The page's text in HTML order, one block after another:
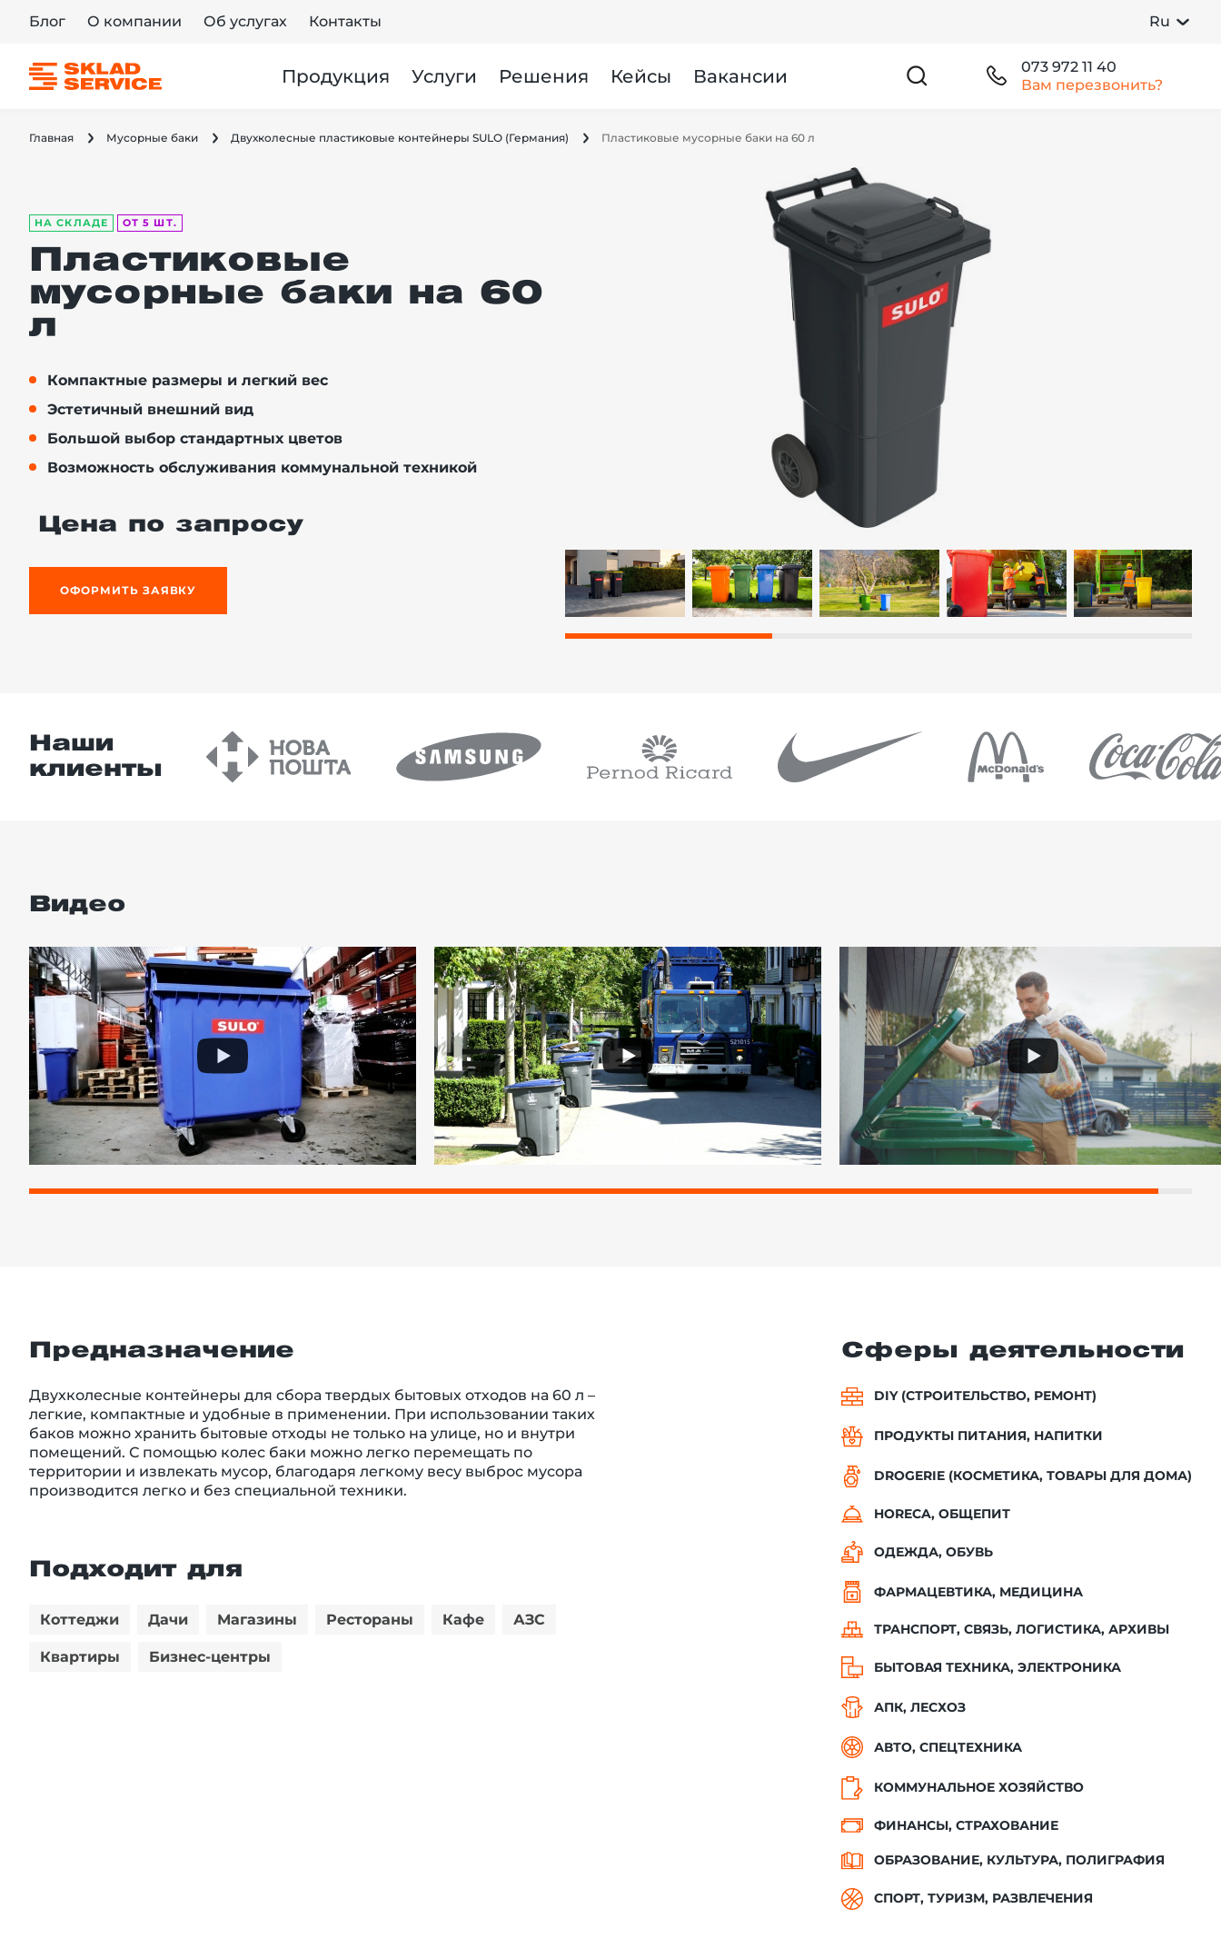
Блог О компании Об услугах Контакты Ru
Продукция Услуги Решения Кейсы Вакансии
073 972 11 40
Вам перезвонить?
Главная Мусорные баки Двухколесные пластиковые контейнеры SULO (Германия) Пластиковые мусорные баки на 60 л
НА СКЛАДЕ ОТ 5 ШТ.
Пластиковые
мусорные баки на 60
л
Компактные размеры и легкий вес
Эстетичный внешний вид
Большой выбор стандартных цветов
Возможность обслуживания коммунальной техникой
Цена по запросу
ОФОРМИТЬ ЗАЯВКУ
Наши
клиенты
Видео
Предназначение
Двухколесные контейнеры для сбора твердых бытовых отходов на 60 л –
легкие, компактные и удобные в применении. При использовании таких
баков можно хранить бытовые отходы не только на улице, но и внутри
помещений. С помощью колес баки можно легко перемещать по
территории и извлекать мусор, благодаря легкому весу выброс мусора
производится легко и без специальной техники.
Подходит для
Коттеджи Дачи Магазины Рестораны Кафе АЗС
Квартиры Бизнес-центры
Сферы деятельности
DIY (СТРОИТЕЛЬСТВО, РЕМОНТ)
ПРОДУКТЫ ПИТАНИЯ, НАПИТКИ
DROGERIE (КОСМЕТИКА, ТОВАРЫ ДЛЯ ДОМА)
HORECA, ОБЩЕПИТ
ОДЕЖДА, ОБУВЬ
ФАРМАЦЕВТИКА, МЕДИЦИНА
ТРАНСПОРТ, СВЯЗЬ, ЛОГИСТИКА, АРХИВЫ
БЫТОВАЯ ТЕХНИКА, ЭЛЕКТРОНИКА
АПК, ЛЕСХОЗ
АВТО, СПЕЦТЕХНИКА
КОММУНАЛЬНОЕ ХОЗЯЙСТВО
ФИНАНСЫ, СТРАХОВАНИЕ
ОБРАЗОВАНИЕ, КУЛЬТУРА, ПОЛИГРАФИЯ
СПОРТ, ТУРИЗМ, РАЗВЛЕЧЕНИЯ